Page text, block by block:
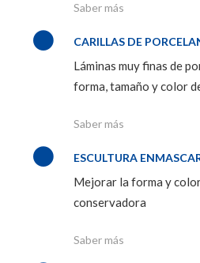
Saber más
CARILLAS DE
Láminas muy finas de
forma, tamaño y color
Saber más
ESCULTURA
Mejorar la forma y
conservadora
Saber más